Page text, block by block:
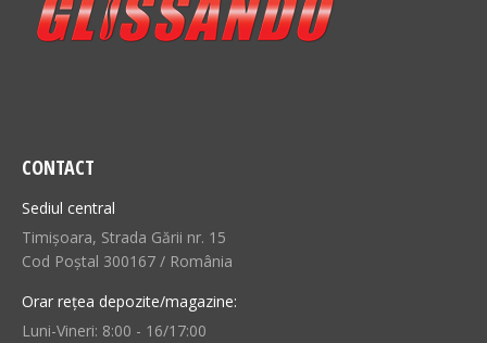
CONTACT
Sediul central
Timișoara, Strada Gării nr. 15
Cod Poștal 300167 / România
Orar rețea depozite/magazine:
Luni-Vineri: 8:00 - 16/17:00